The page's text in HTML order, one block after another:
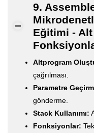
9.
Eğitimi -
Altprogram
çağrılması.
Parametre
gönderme.
Stack Kullanımı:
Fonksiyonlar: